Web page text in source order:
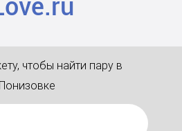
чтобы найти пару в
Понизовке